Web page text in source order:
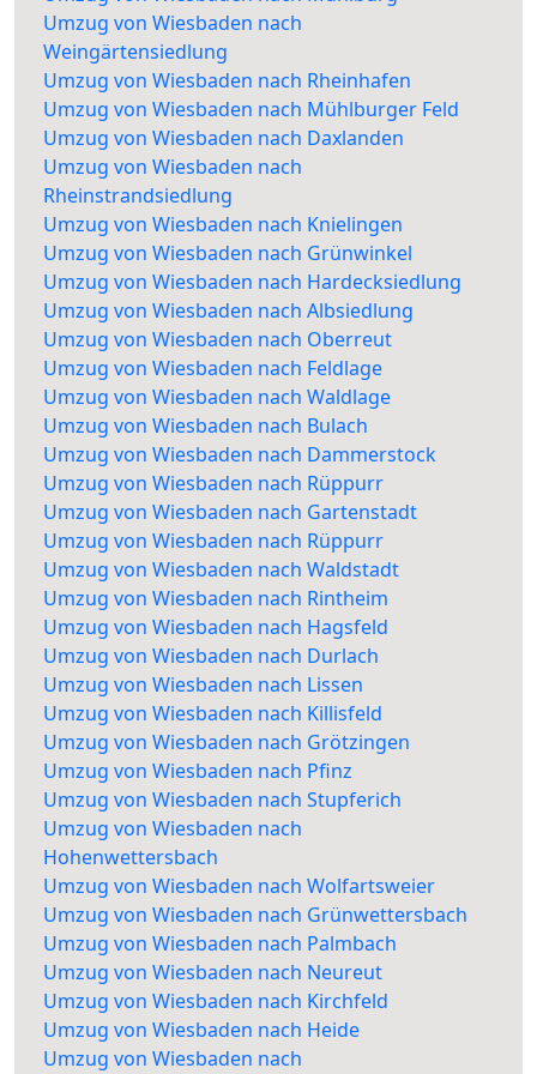
Umzug von Wiesbaden nach
Weingärtensiedlung
Umzug von Wiesbaden nach Rheinhafen
Umzug von Wiesbaden nach Mühlburger Feld
Umzug von Wiesbaden nach Daxlanden
Umzug von Wiesbaden nach
Rheinstrandsiedlung
Umzug von Wiesbaden nach Knielingen
Umzug von Wiesbaden nach Grünwinkel
Umzug von Wiesbaden nach Hardecksiedlung
Umzug von Wiesbaden nach Albsiedlung
Umzug von Wiesbaden nach Oberreut
Umzug von Wiesbaden nach Feldlage
Umzug von Wiesbaden nach Waldlage
Umzug von Wiesbaden nach Bulach
Umzug von Wiesbaden nach Dammerstock
Umzug von Wiesbaden nach Rüppurr
Umzug von Wiesbaden nach Gartenstadt
Umzug von Wiesbaden nach Rüppurr
Umzug von Wiesbaden nach Waldstadt
Umzug von Wiesbaden nach Rintheim
Umzug von Wiesbaden nach Hagsfeld
Umzug von Wiesbaden nach Durlach
Umzug von Wiesbaden nach Lissen
Umzug von Wiesbaden nach Killisfeld
Umzug von Wiesbaden nach Grötzingen
Umzug von Wiesbaden nach Pfinz
Umzug von Wiesbaden nach Stupferich
Umzug von Wiesbaden nach
Hohenwettersbach
Umzug von Wiesbaden nach Wolfartsweier
Umzug von Wiesbaden nach Grünwettersbach
Umzug von Wiesbaden nach Palmbach
Umzug von Wiesbaden nach Neureut
Umzug von Wiesbaden nach Kirchfeld
Umzug von Wiesbaden nach Heide
Umzug von Wiesbaden nach